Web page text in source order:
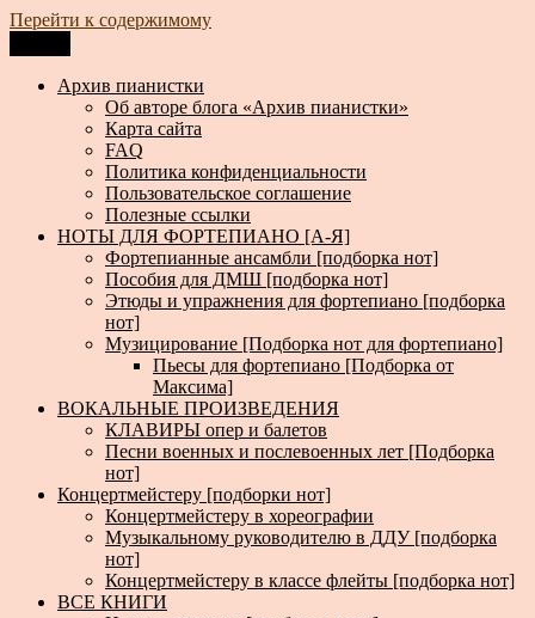
Перейти к содержимому
Архив пианистки
Всё для пианистов: ноты, книги, музыка, статьи…
Архив пианистки
Об авторе блога «Архив пианистки»
Карта сайта
FAQ
Политика конфиденциальности
Пользовательское соглашение
Полезные ссылки
НОТЫ ДЛЯ ФОРТЕПИАНО [А-Я]
Фортепианные ансамбли [подборка нот]
Пособия для ДМШ [подборка нот]
Этюды и упражнения для фортепиано [подборка
нот]
Музицирование [Подборка нот для фортепиано]
Пьесы для фортепиано [Подборка от
Максима]
ВОКАЛЬНЫЕ ПРОИЗВЕДЕНИЯ
КЛАВИРЫ опер и балетов
Песни военных и послевоенных лет [Подборка
нот]
Концертмейстеру [подборки нот]
Концертмейстеру в хореографии
Музыкальному руководителю в ДДУ [подборка
нот]
Концертмейстеру в классе флейты [подборка нот]
ВСЕ КНИГИ